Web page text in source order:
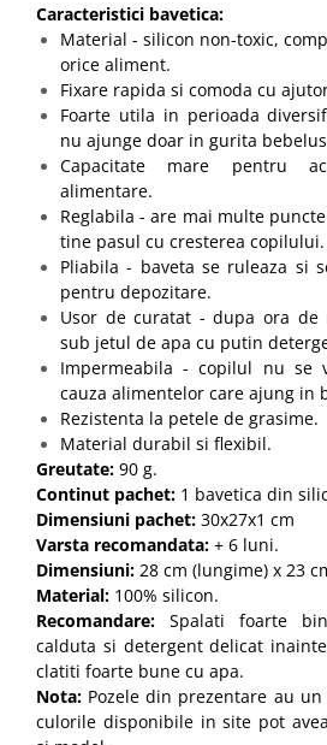
Caracteristici bavetica:
Material - silicon non-toxic,
orice aliment.
Fixare rapida si comoda cu
Foarte utila in perioada
nu ajunge doar in gurita
Capacitate mare pentru
alimentare.
Reglabila - are mai multe
tine pasul cu cresterea copilului.
Pliabila - baveta se ruleaza si
pentru depozitare.
Usor de curatat - dupa ora de
sub jetul de apa cu putin
Impermeabila - copilul nu se
cauza alimentelor care ajung in
Rezistenta la petele de grasime.
Material durabil si flexibil.
Greutate: 90 g.
Continut pachet: 1 bavetica din
Dimensiuni pachet: 30x27x1 cm
Varsta recomandata: + 6 luni.
Dimensiuni: 28 cm (lungime) x 23
Material: 100% silicon.
Recomandare: Spalati foarte
calduta si detergent delicat
clatiti foarte bune cu apa.
Nota: Pozele din prezentare au
culorile disponibile in site pot